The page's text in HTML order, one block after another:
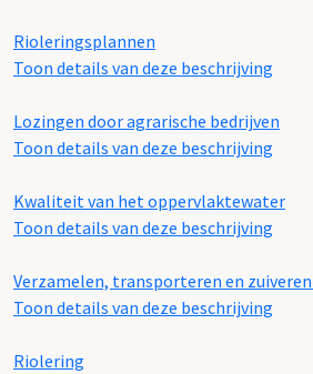
Rioleringsplannen
Toon details van deze beschrijving
Lozingen door agrarische bedrijven
Toon details van deze beschrijving
Kwaliteit van het oppervlaktewater
Toon details van deze beschrijving
Verzamelen, transporteren en
Toon details van deze beschrijving
Riolering